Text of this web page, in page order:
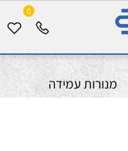
0
מנורות עמידה